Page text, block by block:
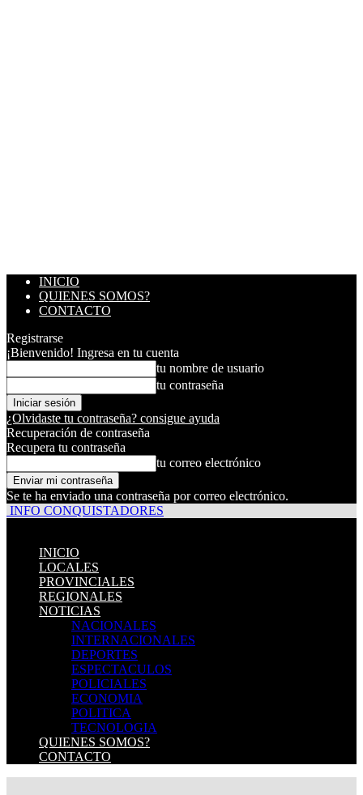
INICIO
QUIENES SOMOS?
CONTACTO
Registrarse
¡Bienvenido! Ingresa en tu cuenta
tu nombre de usuario
tu contraseña
¿Olvidaste tu contraseña? consigue ayuda
Recuperación de contraseña
Recupera tu contraseña
tu correo electrónico
Se te ha enviado una contraseña por correo electrónico.
INFO CONQUISTADORES
INICIO
LOCALES
PROVINCIALES
REGIONALES
NOTICIAS
NACIONALES
INTERNACIONALES
DEPORTES
ESPECTACULOS
POLICIALES
ECONOMIA
POLITICA
TECNOLOGIA
QUIENES SOMOS?
CONTACTO